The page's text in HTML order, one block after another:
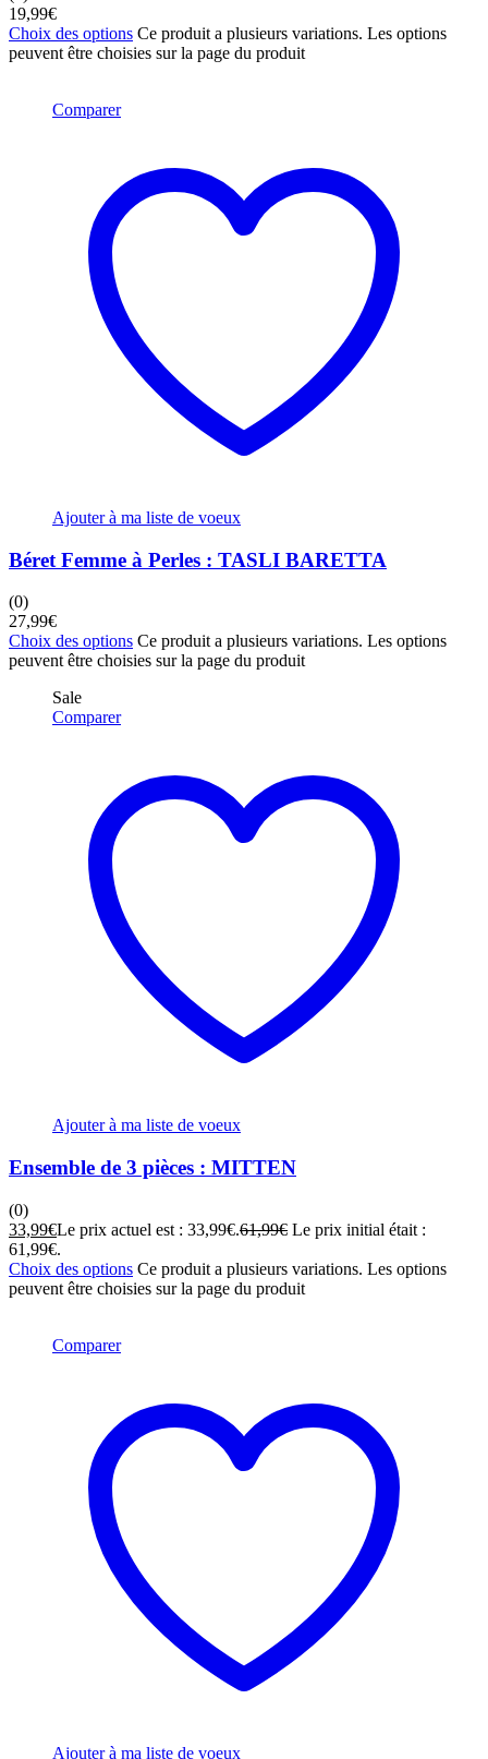
19,99€
Choix des options Ce produit a plusieurs variations. Les options
peuvent être choisies sur la page du produit
Comparer
Ajouter à ma liste de voeux
Béret Femme à Perles : TASLI BARETTA
(0)
27,99€
Choix des options Ce produit a plusieurs variations. Les options
peuvent être choisies sur la page du produit
Sale
Comparer
Ajouter à ma liste de voeux
Ensemble de 3 pièces : MITTEN
(0)
33,99€Le prix actuel est : 33,99€.61,99€ Le prix initial était :
61,99€.
Choix des options Ce produit a plusieurs variations. Les options
peuvent être choisies sur la page du produit
Comparer
Ajouter à ma liste de voeux